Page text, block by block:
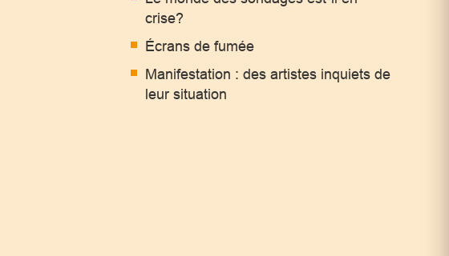
crise?
Écrans de fumée
Manifestation : des artistes inquiets de
leur situation